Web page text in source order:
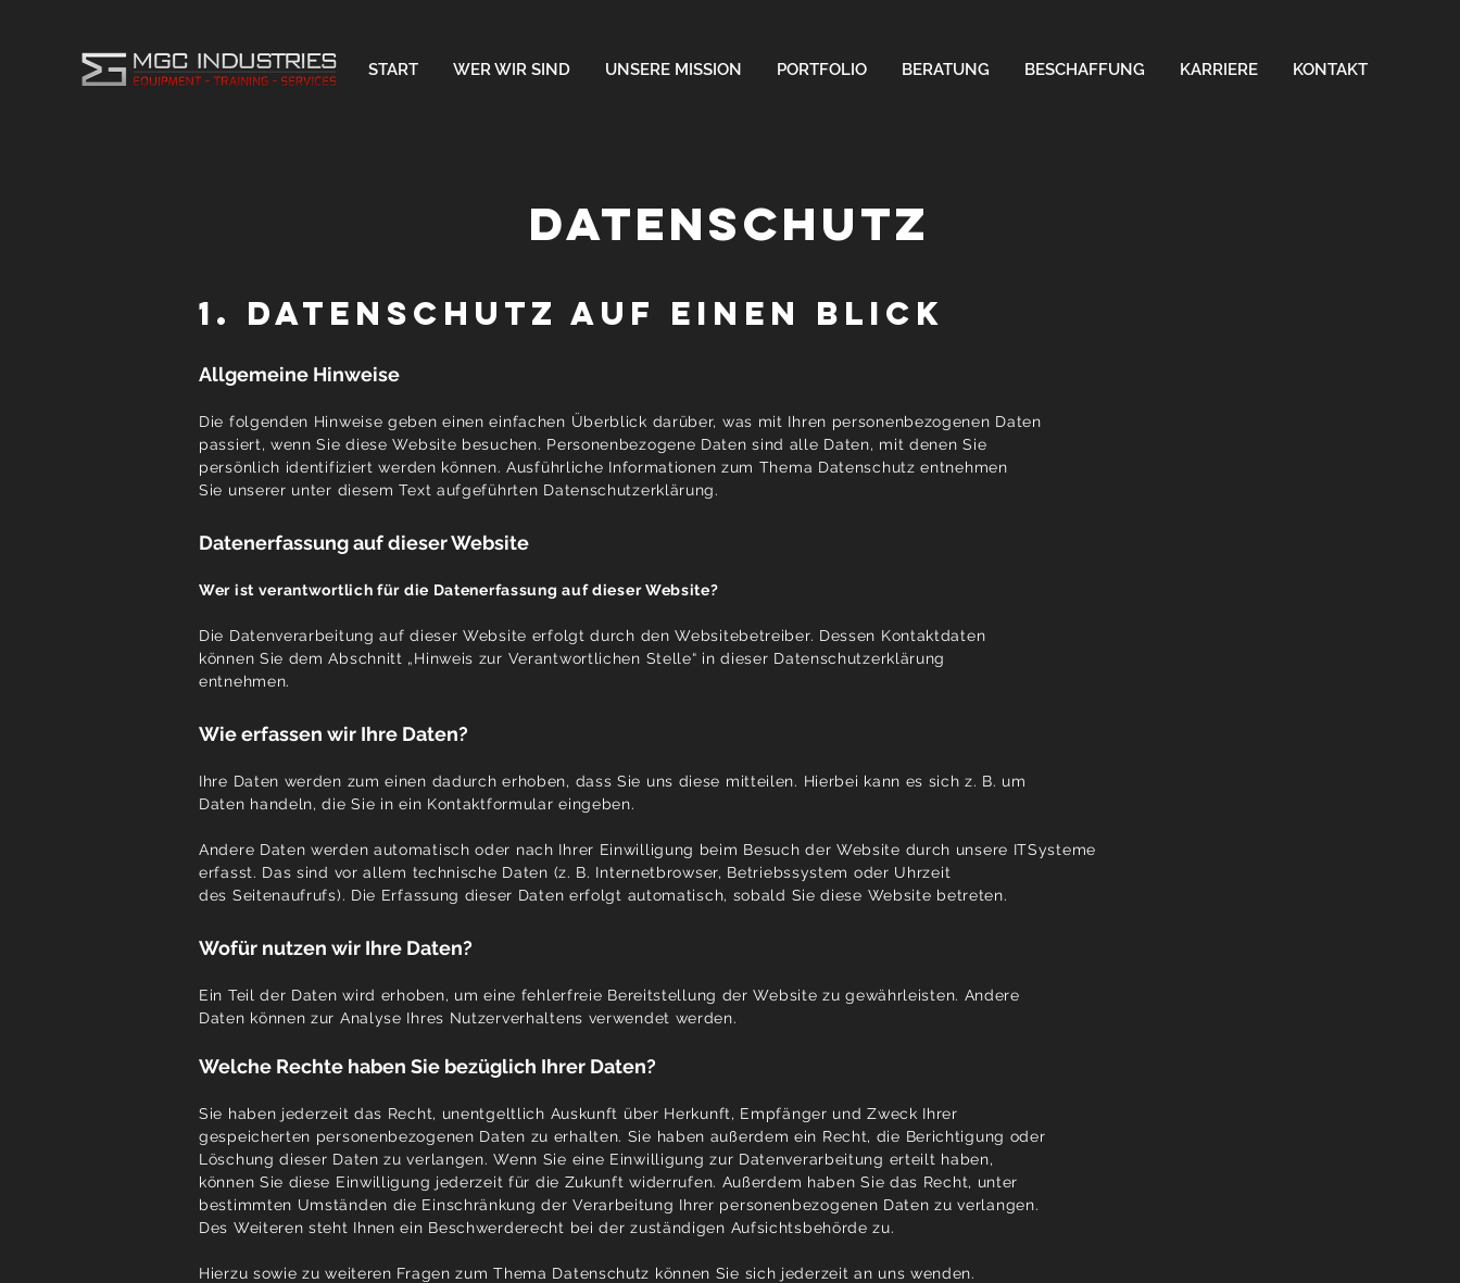
START WER WIR SIND UNSERE MISSION PORTFOLIO BERATUNG BESCHAFFUNG KARRIERE KONTAKT
DATENSCHUTZ
1. Datenschutz auf einen Blick
Allgemeine Hinweise
Die folgenden Hinweise geben einen einfachen Überblick darüber, was mit Ihren personenbezogenen Daten
passiert, wenn Sie diese Website besuchen. Personenbezogene Daten sind alle Daten, mit denen Sie
persönlich identifiziert werden können. Ausführliche Informationen zum Thema Datenschutz entnehmen
Sie unserer unter diesem Text aufgeführten Datenschutzerklärung.
Datenerfassung auf dieser Website
Wer ist verantwortlich für die Datenerfassung auf dieser Website?
Die Datenverarbeitung auf dieser Website erfolgt durch den Websitebetreiber. Dessen Kontaktdaten
können Sie dem Abschnitt „Hinweis zur Verantwortlichen Stelle“ in dieser Datenschutzerklärung
entnehmen.
Wie erfassen wir Ihre Daten?
Ihre Daten werden zum einen dadurch erhoben, dass Sie uns diese mitteilen. Hierbei kann es sich z. B. um
Daten handeln, die Sie in ein Kontaktformular eingeben.
Andere Daten werden automatisch oder nach Ihrer Einwilligung beim Besuch der Website durch unsere ITSysteme
erfasst. Das sind vor allem technische Daten (z. B. Internetbrowser, Betriebssystem oder Uhrzeit
des Seitenaufrufs). Die Erfassung dieser Daten erfolgt automatisch, sobald Sie diese Website betreten.
Wofür nutzen wir Ihre Daten?
Ein Teil der Daten wird erhoben, um eine fehlerfreie Bereitstellung der Website zu gewährleisten. Andere
Daten können zur Analyse Ihres Nutzerverhaltens verwendet werden.
Welche Rechte haben Sie bezüglich Ihrer Daten?
Sie haben jederzeit das Recht, unentgeltlich Auskunft über Herkunft, Empfänger und Zweck Ihrer
gespeicherten personenbezogenen Daten zu erhalten. Sie haben außerdem ein Recht, die Berichtigung oder
Löschung dieser Daten zu verlangen. Wenn Sie eine Einwilligung zur Datenverarbeitung erteilt haben,
können Sie diese Einwilligung jederzeit für die Zukunft widerrufen. Außerdem haben Sie das Recht, unter
bestimmten Umständen die Einschränkung der Verarbeitung Ihrer personenbezogenen Daten zu verlangen.
Des Weiteren steht Ihnen ein Beschwerderecht bei der zuständigen Aufsichtsbehörde zu.
Hierzu sowie zu weiteren Fragen zum Thema Datenschutz können Sie sich jederzeit an uns wenden.